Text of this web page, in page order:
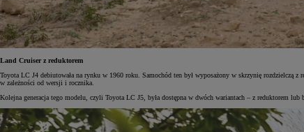
Land Cruiser z reduktorem
Toyota LC J4 debiutowała na rynku w 1960 roku. Samochód ten był wyposażony w skrzynię rozdzielczą z
w zależności od wersji i rocznika.
Kolejna generacja tego modelu, czyli Toyota LC J5, była dostępna w dwóch wariantach – z reduktorem